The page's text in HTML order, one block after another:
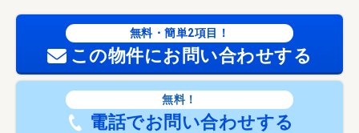
無料・簡単2項目！
この物件にお問い合わせする
無料！
電話でお問い合わせする